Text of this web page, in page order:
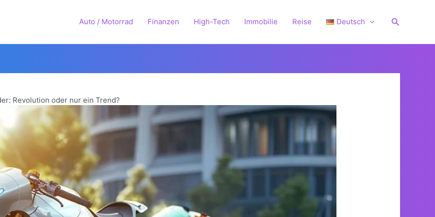
Auto / Motorrad Finanzen High-Tech Immobilie Reise Deutsch Suchen
Revolution oder nur ein Trend?